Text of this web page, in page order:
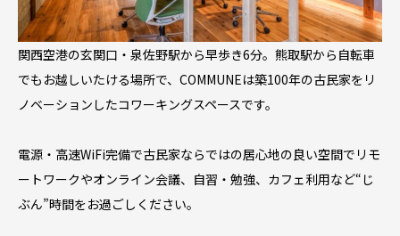
関西空港の玄関口・泉佐野駅から早歩き6分。熊取駅から自転車
でもお越しいたける場所で、COMMUNEは築100年の古民家をリ
ノベーションしたコワーキングスペースです。
電源・高速WiFi完備で古民家ならではの居心地の良い空間でリモ
ートワークやオンライン会議、自習・勉強、カフェ利用など“じ
ぶん”時間をお過ごしください。